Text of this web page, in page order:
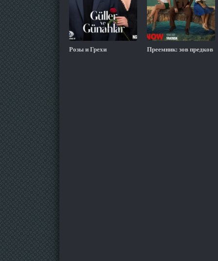
Розы и Грехи Преемник: зов предков